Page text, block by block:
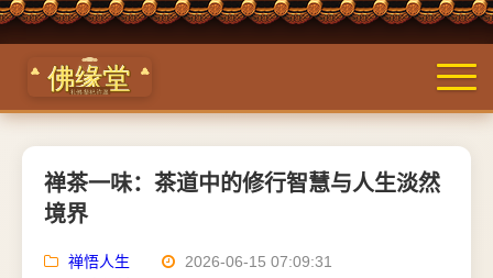
禅茶一味：茶道中的修行智慧与人生淡然
境界
禅悟人生
2026-06-15 07:09:31